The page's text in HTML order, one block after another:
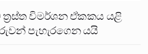
ත්‍රස්‌ත විමර්ශන ඒකකය යළි
පැහැරගෙන යයි